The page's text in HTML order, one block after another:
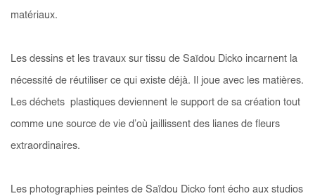
matériaux.
Les dessins et les travaux sur tissu de Saïdou Dicko incarnent la
nécessité de réutiliser ce qui existe déjà. Il joue avec les matières.
Les déchets plastiques deviennent le support de sa création tout
comme une source de vie d’où jaillissent des lianes de fleurs
extraordinaires.
Les photographies peintes de Saïdou Dicko font écho aux studios